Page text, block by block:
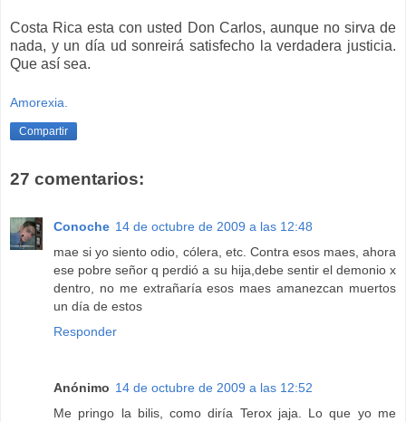
Costa Rica esta con usted Don Carlos, aunque no sirva de
nada, y un día ud sonreirá satisfecho la verdadera justicia.
Que así sea.
Amorexia.
Compartir
27 comentarios:
Conoche 14 de octubre de 2009 a las 12:48
mae si yo siento odio, cólera, etc. Contra esos maes, ahora
ese pobre señor q perdió a su hija,debe sentir el demonio x
dentro, no me extrañaría esos maes amanezcan muertos
un día de estos
Responder
Anónimo 14 de octubre de 2009 a las 12:52
Me pringo la bilis, como diría Terox jaja. Lo que yo me